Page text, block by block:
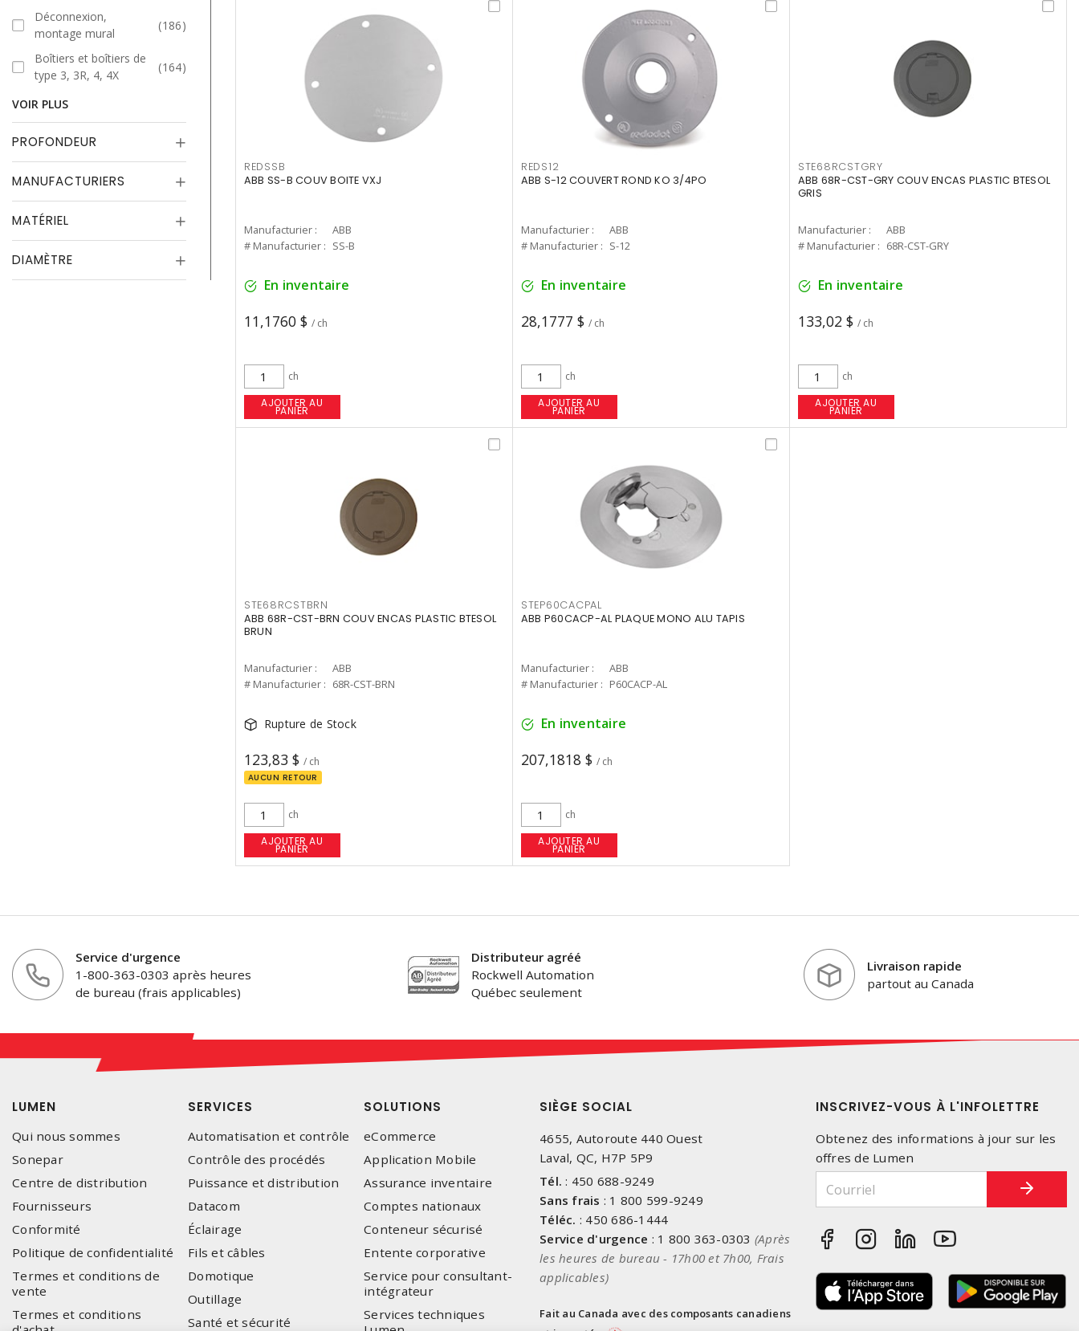
Déconnexion,
montage mural
186
Boîtiers et boîtiers de
type 3, 3R, 4, 4X
164
VOIR PLUS
PROFONDEUR
MANUFACTURIERS
MATÉRIEL
DIAMÈTRE
REDSSB
ABB SS-B COUV BOITE VXJ
Manufacturier :
ABB
# Manufacturier : SS-B
En inventaire
11,1760 $ / ch
ch
AJOUTER AU
PANIER
REDS12
ABB S-12 COUVERT ROND KO 3/4PO
Manufacturier :
ABB
# Manufacturier : S-12
En inventaire
28,1777 $ / ch
ch
AJOUTER AU
PANIER
STE68RCSTGRY
ABB 68R-CST-GRY COUV ENCAS PLASTIC BTESOL
GRIS
Manufacturier :
ABB
# Manufacturier : 68R-CST-GRY
En inventaire
133,02 $ / ch
ch
AJOUTER AU
PANIER
STE68RCSTBRN
ABB 68R-CST-BRN COUV ENCAS PLASTIC BTESOL
BRUN
Manufacturier :
ABB
# Manufacturier : 68R-CST-BRN
Rupture de Stock
123,83 $ / ch
AUCUN RETOUR
ch
AJOUTER AU
PANIER
STEP60CACPAL
ABB P60CACP-AL PLAQUE MONO ALU TAPIS
Manufacturier :
ABB
# Manufacturier : P60CACP-AL
En inventaire
207,1818 $ / ch
ch
AJOUTER AU
PANIER
Service d'urgence
1-800-363-0303 après heures
de bureau (frais applicables)
Distributeur agréé
Rockwell Automation
Québec seulement
Livraison rapide
partout au Canada
LUMEN
Qui nous sommes
Sonepar
Centre de distribution
Fournisseurs
Conformité
Politique de confidentialité
Termes et conditions de
vente
Termes et conditions
SERVICES
Automatisation et contrôle
Contrôle des procédés
Puissance et distribution
Datacom
Éclairage
Fils et câbles
Domotique
Outillage
Santé et sécurité
SOLUTIONS
eCommerce
Application Mobile
Assurance inventaire
Comptes nationaux
Conteneur sécurisé
Entente corporative
Service pour consultant-
intégrateur
Services techniques
SIÈGE SOCIAL
4655, Autoroute 440 Ouest
Laval, QC, H7P 5P9
Tél. : 450 688-9249
Sans frais : 1 800 599-9249
Téléc. : 450 686-1444
Service d'urgence : 1 800 363-0303 (Après
les heures de bureau - 17h00 et 7h00, Frais
applicables)
Fait au Canada avec des composants canadiens
INSCRIVEZ-VOUS À L'INFOLETTRE
Obtenez des informations à jour sur les
offres de Lumen